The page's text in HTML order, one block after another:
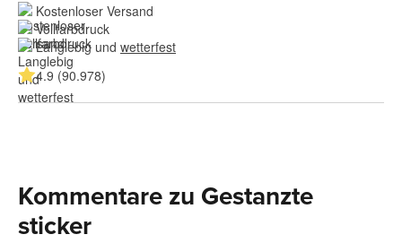
Kostenloser Versand
Vollfarbdruck
Langlebig und wetterfest
4.9 (90.978)
Kommentare zu Gestanzte
sticker